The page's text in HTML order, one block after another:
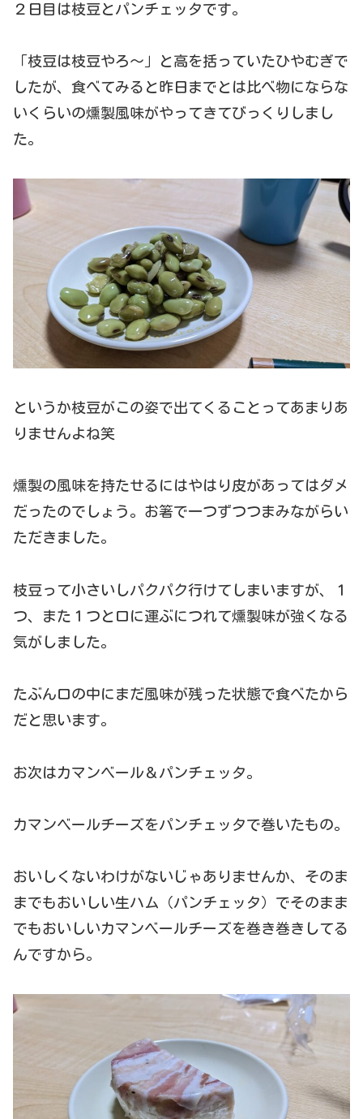
２日目は枝豆とパンチェッタです。
「枝豆は枝豆やろ～」と高を括っていたひやむぎで
したが、食べてみると昨日までとは比べ物にならな
いくらいの燻製風味がやってきてびっくりしまし
た。
というか枝豆がこの姿で出てくることってあまりあ
りませんよね笑
燻製の風味を持たせるにはやはり皮があってはダメ
だったのでしょう。お箸で一つずつつまみながらい
ただきました。
枝豆って小さいしパクパク行けてしまいますが、１
つ、また１つと口に運ぶにつれて燻製味が強くなる
気がしました。
たぶん口の中にまだ風味が残った状態で食べたから
だと思います。
お次はカマンベール＆パンチェッタ。
カマンベールチーズをパンチェッタで巻いたもの。
おいしくないわけがないじゃありませんか、そのま
までもおいしい生ハム（パンチェッタ）でそのまま
でもおいしいカマンベールチーズを巻き巻きしてる
んですから。